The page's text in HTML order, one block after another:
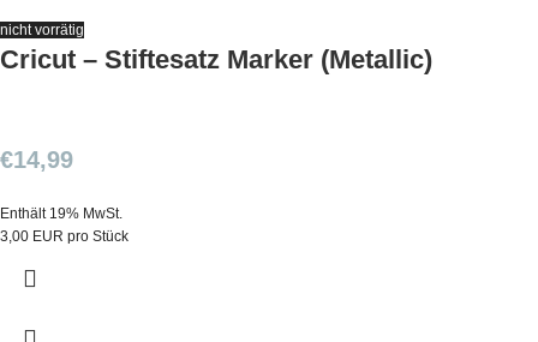
nicht vorrätig
Cricut – Stiftesatz Marker (Metallic)
€14,99
Enthält 19% MwSt.
3,00 EUR pro Stück